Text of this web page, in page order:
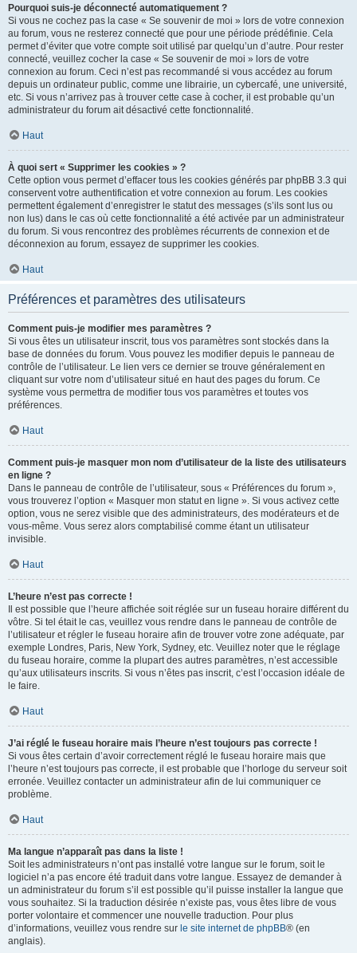
Pourquoi suis-je déconnecté automatiquement ?
Si vous ne cochez pas la case « Se souvenir de moi » lors de votre connexion
au forum, vous ne resterez connecté que pour une période prédéfinie. Cela
permet d’éviter que votre compte soit utilisé par quelqu’un d’autre. Pour rester
connecté, veuillez cocher la case « Se souvenir de moi » lors de votre
connexion au forum. Ceci n’est pas recommandé si vous accédez au forum
depuis un ordinateur public, comme une librairie, un cybercafé, une université,
etc. Si vous n’arrivez pas à trouver cette case à cocher, il est probable qu’un
administrateur du forum ait désactivé cette fonctionnalité.
Haut
À quoi sert « Supprimer les cookies » ?
Cette option vous permet d’effacer tous les cookies générés par phpBB 3.3 qui
conservent votre authentification et votre connexion au forum. Les cookies
permettent également d’enregistrer le statut des messages (s’ils sont lus ou
non lus) dans le cas où cette fonctionnalité a été activée par un administrateur
du forum. Si vous rencontrez des problèmes récurrents de connexion et de
déconnexion au forum, essayez de supprimer les cookies.
Haut
Préférences et paramètres des utilisateurs
Comment puis-je modifier mes paramètres ?
Si vous êtes un utilisateur inscrit, tous vos paramètres sont stockés dans la
base de données du forum. Vous pouvez les modifier depuis le panneau de
contrôle de l’utilisateur. Le lien vers ce dernier se trouve généralement en
cliquant sur votre nom d’utilisateur situé en haut des pages du forum. Ce
système vous permettra de modifier tous vos paramètres et toutes vos
préférences.
Haut
Comment puis-je masquer mon nom d’utilisateur de la liste des utilisateurs
en ligne ?
Dans le panneau de contrôle de l’utilisateur, sous « Préférences du forum »,
vous trouverez l’option « Masquer mon statut en ligne ». Si vous activez cette
option, vous ne serez visible que des administrateurs, des modérateurs et de
vous-même. Vous serez alors comptabilisé comme étant un utilisateur
invisible.
Haut
L’heure n’est pas correcte !
Il est possible que l’heure affichée soit réglée sur un fuseau horaire différent du
vôtre. Si tel était le cas, veuillez vous rendre dans le panneau de contrôle de
l’utilisateur et régler le fuseau horaire afin de trouver votre zone adéquate, par
exemple Londres, Paris, New York, Sydney, etc. Veuillez noter que le réglage
du fuseau horaire, comme la plupart des autres paramètres, n’est accessible
qu’aux utilisateurs inscrits. Si vous n’êtes pas inscrit, c’est l’occasion idéale de
le faire.
Haut
J’ai réglé le fuseau horaire mais l’heure n’est toujours pas correcte !
Si vous êtes certain d’avoir correctement réglé le fuseau horaire mais que
l’heure n’est toujours pas correcte, il est probable que l’horloge du serveur soit
erronée. Veuillez contacter un administrateur afin de lui communiquer ce
problème.
Haut
Ma langue n’apparaît pas dans la liste !
Soit les administrateurs n’ont pas installé votre langue sur le forum, soit le
logiciel n’a pas encore été traduit dans votre langue. Essayez de demander à
un administrateur du forum s’il est possible qu’il puisse installer la langue que
vous souhaitez. Si la traduction désirée n’existe pas, vous êtes libre de vous
porter volontaire et commencer une nouvelle traduction. Pour plus
d’informations, veuillez vous rendre sur le site internet de phpBB® (en
anglais).